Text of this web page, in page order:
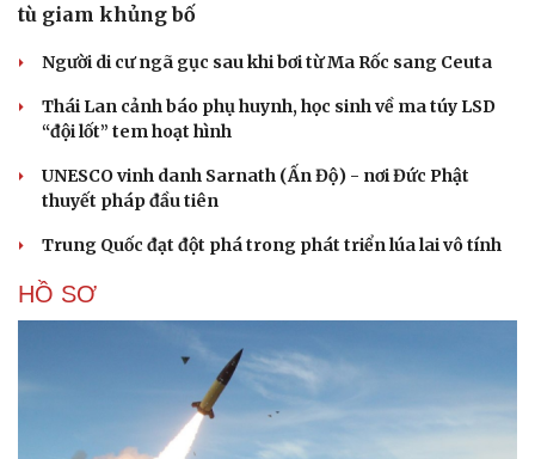
tù giam khủng bố
Người di cư ngã gục sau khi bơi từ Ma Rốc sang Ceuta
Thái Lan cảnh báo phụ huynh, học sinh về ma túy LSD
“đội lốt” tem hoạt hình
UNESCO vinh danh Sarnath (Ấn Độ) - nơi Đức Phật
thuyết pháp đầu tiên
Trung Quốc đạt đột phá trong phát triển lúa lai vô tính
HỒ SƠ